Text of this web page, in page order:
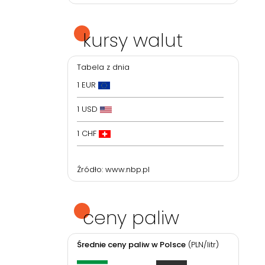
ceny paliw
Średnie ceny paliw w Polsce(PLN/litr)
kursy walut
Tabela z dnia
1 EUR
1 USD
1 CHF
Źródło: www.nbp.pl